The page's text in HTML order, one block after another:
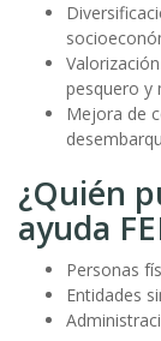
pesquero y
Mejora de
¿Quién
ayuda
Personas
Entidades